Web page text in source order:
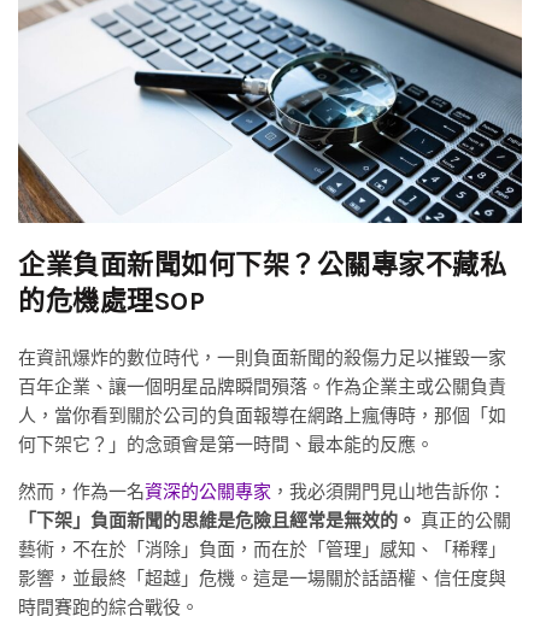
企業負面新聞如何下架？公關專家不藏私
的危機處理SOP
在資訊爆炸的數位時代，一則負面新聞的殺傷力足以摧毀一家
百年企業、讓一個明星品牌瞬間殞落。作為企業主或公關負責
人，當你看到關於公司的負面報導在網路上瘋傳時，那個「如
何下架它？」的念頭會是第一時間、最本能的反應。
然而，作為一名資深的公關專家 ，我必須開門見山地告訴你：
「下架」負面新聞的思維是危險且經常是無效的。 真正的公關
藝術，不在於「消除」負面，而在於「管理」感知、「稀釋」
影響，並最終「超越」危機。這是一場關於話語權、信任度與
時間賽跑的綜合戰役。